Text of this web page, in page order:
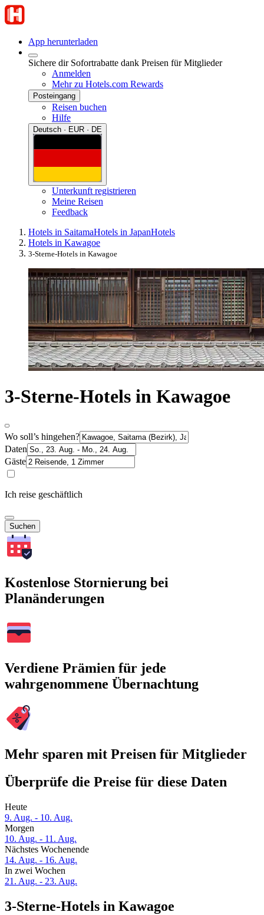
App herunterladen
Sichere dir Sofortrabatte dank Preisen für Mitglieder
Anmelden
Mehr zu Hotels.com Rewards
Posteingang
Reisen buchen
Hilfe
Deutsch · EUR · DE
Unterkunft registrieren
Meine Reisen
Feedback
Hotels in SaitamaHotels in JapanHotels
Hotels in Kawagoe
3-Sterne-Hotels in Kawagoe
3-Sterne-Hotels in Kawagoe
Wo soll’s hingehen?
Daten
Gäste
Ich reise geschäftlich
Suchen
Kostenlose Stornierung bei
Planänderungen
Verdiene Prämien für jede
wahrgenommene Übernachtung
Mehr sparen mit Preisen für Mitglieder
Überprüfe die Preise für diese Daten
Heute
9. Aug. - 10. Aug.
Morgen
10. Aug. - 11. Aug.
Nächstes Wochenende
14. Aug. - 16. Aug.
In zwei Wochen
21. Aug. - 23. Aug.
3-Sterne-Hotels in Kawagoe